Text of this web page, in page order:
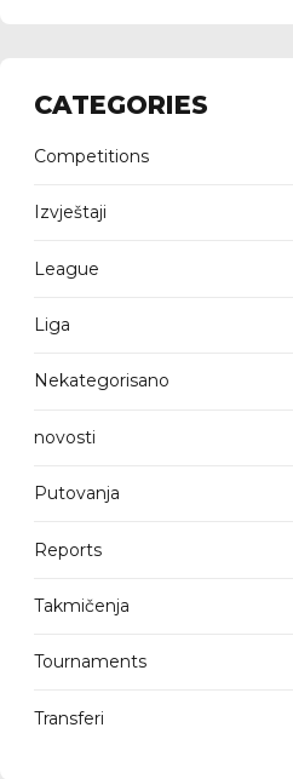
CATEGORIES
Competitions
Izvještaji
League
Liga
Nekategorisano
novosti
Putovanja
Reports
Takmičenja
Tournaments
Transferi